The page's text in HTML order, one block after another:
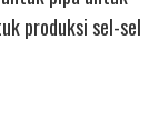
produksi sel-sel